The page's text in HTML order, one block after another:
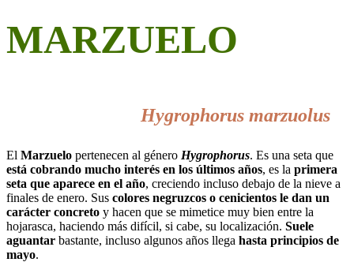
MARZUELO
Hygrophorus marzuolus
El Marzuelo pertenecen al género Hygrophorus. Es una seta que
está cobrando mucho interés en los últimos años, es la primera
seta que aparece en el año, creciendo incluso debajo de la nieve a
finales de enero. Sus colores negruzcos o cenicientos le dan un
carácter concreto y hacen que se mimetice muy bien entre la
hojarasca, haciendo más difícil, si cabe, su localización. Suele
aguantar bastante, incluso algunos años llega hasta principios de
mayo.